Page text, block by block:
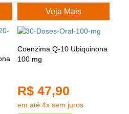
Veja Mais
Coenzima Q-10 Ubiquinona
100 mg
R$ 47,90
em até 4x sem juros